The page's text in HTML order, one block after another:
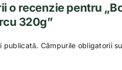
o recenzie pentru
320g”
publicată. Câmpurile obligatorii